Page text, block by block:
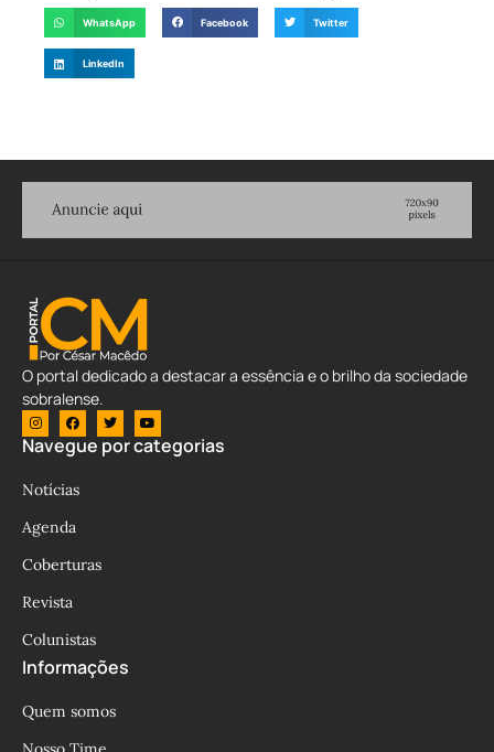
WhatsApp Facebook Twitter
LinkedIn
O portal dedicado a destacar a essência e o brilho da sociedade
sobralense.
Navegue por categorias
Notícias
Agenda
Coberturas
Revista
Colunistas
Informações
Quem somos